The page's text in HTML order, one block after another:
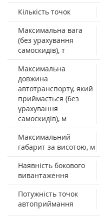
Кількість точок
Максимальна вага
(без урахування
самоскидів), т
Максимальна
довжина
автотранспорту, який
приймається (без
урахування
самоскидів), м
Максимальний
габарит за висотою, м
Наявність бокового
вивантаження
Потужність точок
автоприймання